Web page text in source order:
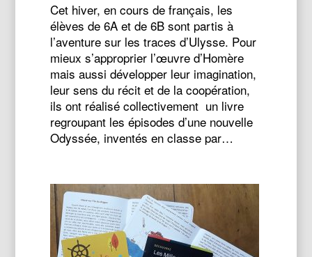
Cet hiver, en cours de français, les
élèves de 6A et de 6B sont partis à
l’aventure sur les traces d’Ulysse. Pour
mieux s’approprier l’œuvre d’Homère
mais aussi développer leur imagination,
leur sens du récit et de la coopération,
ils ont réalisé collectivement un livre
regroupant les épisodes d’une nouvelle
Odyssée, inventés en classe par…